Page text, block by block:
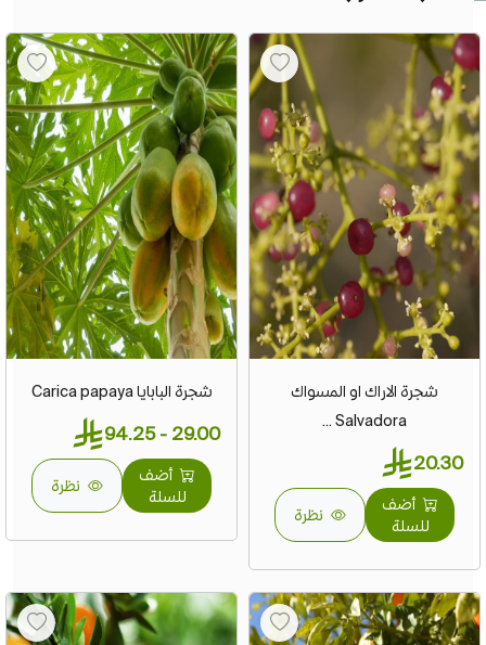
شجرة الاراك او المسواك
Salvadora ...
20.30
أضف
للسلة
نظرة
شجرة البابايا Carica papaya
29.00 - 94.25
أضف
للسلة
نظرة